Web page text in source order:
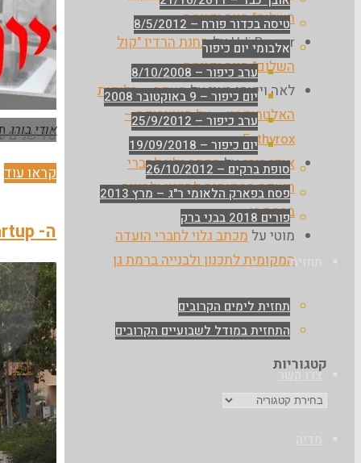
טיסה בכדור פורח – 8/5/2012
אלבומי יום כיפור
ערב כיפור – 8/10/2008
יום כיפור – 9 באוקטובר 2008
ערב כיפור – 25/9/2012
יום כיפור – 19/09/2018
סופת ברקים – 26/10/2012
פסח בפארק הלאומי ר"ג – מרץ 2013
פורים 2018 בבני ברק
תחזית
תחזית לימים הקרובים
התחזית במודל לשבועיים הקרובים
צרו קשר
אודי בורג
10 שנים עברו והגיע מועד החידוש. פשוט? לא כל כך…
קראו עוד
ה- Startup של עיריית בני-ברק
השלום" חייה וקיימת
Udi Bergerעלתחנת הרדיו "קול
השלום" חייה וקיימת
לאה וייצמן-נאויעלמעקב – חלופות
האלטרוקסין – על היוטירוקס –
Euthyrox
אודי בורגעלמכתב גלוי לחברי
הועדה המקומית לתכנון ולבנייה
ברמת גן
מוטי על מכתב גלוי לחברי הועדה
המקומית לתכנון ולבנייה ברמת גן
קטגוריות
קטגוריות